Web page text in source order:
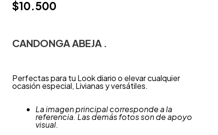
$10.500
CANDONGA ABEJA .
Perfectas para tu Look diario o elevar cualquier
ocasión especial, Livianas y versátiles.
La imagen principal corresponde a la
referencia. Las demás fotos son de apoyo
visual.